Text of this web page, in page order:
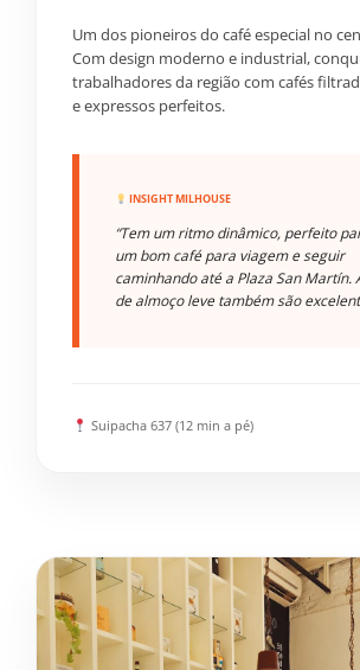
Um dos pioneiros do café especial no
Com design moderno e industrial,
trabalhadores da região com cafés
e expressos perfeitos.
INSIGHT MILHOUSE
“Tem um ritmo dinâmico, perfeito
um bom café para viagem e seguir
caminhando até a Plaza San Martín.
de almoço leve também são
Suipacha 637 (12 min a pé)